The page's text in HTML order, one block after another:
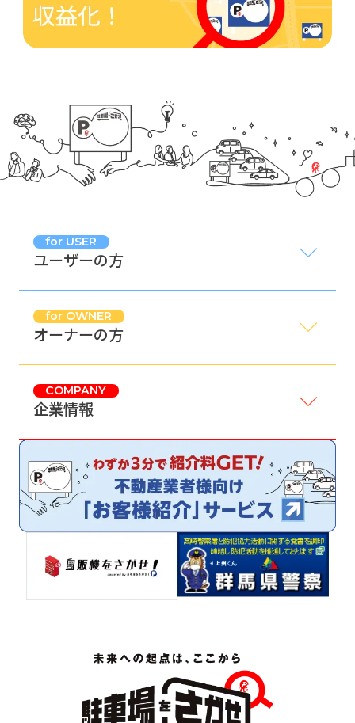
for USER
ユーザーの方
for OWNER
オーナーの方
COMPANY
企業情報
サイトマップ
プライバシーポリシー